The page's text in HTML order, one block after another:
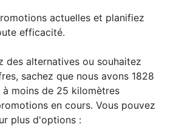
actuelles et planifiez
efficacité.
des alternatives ou souhaitez
sachez que nous avons 1828
à moins de 25 kilomètres
en cours. Vous pouvez
plus d'options :